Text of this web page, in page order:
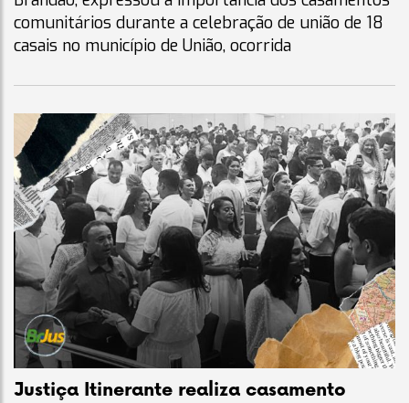
comunitários durante a celebração de união de 18
casais no município de União, ocorrida
Justiça Itinerante realiza casamento